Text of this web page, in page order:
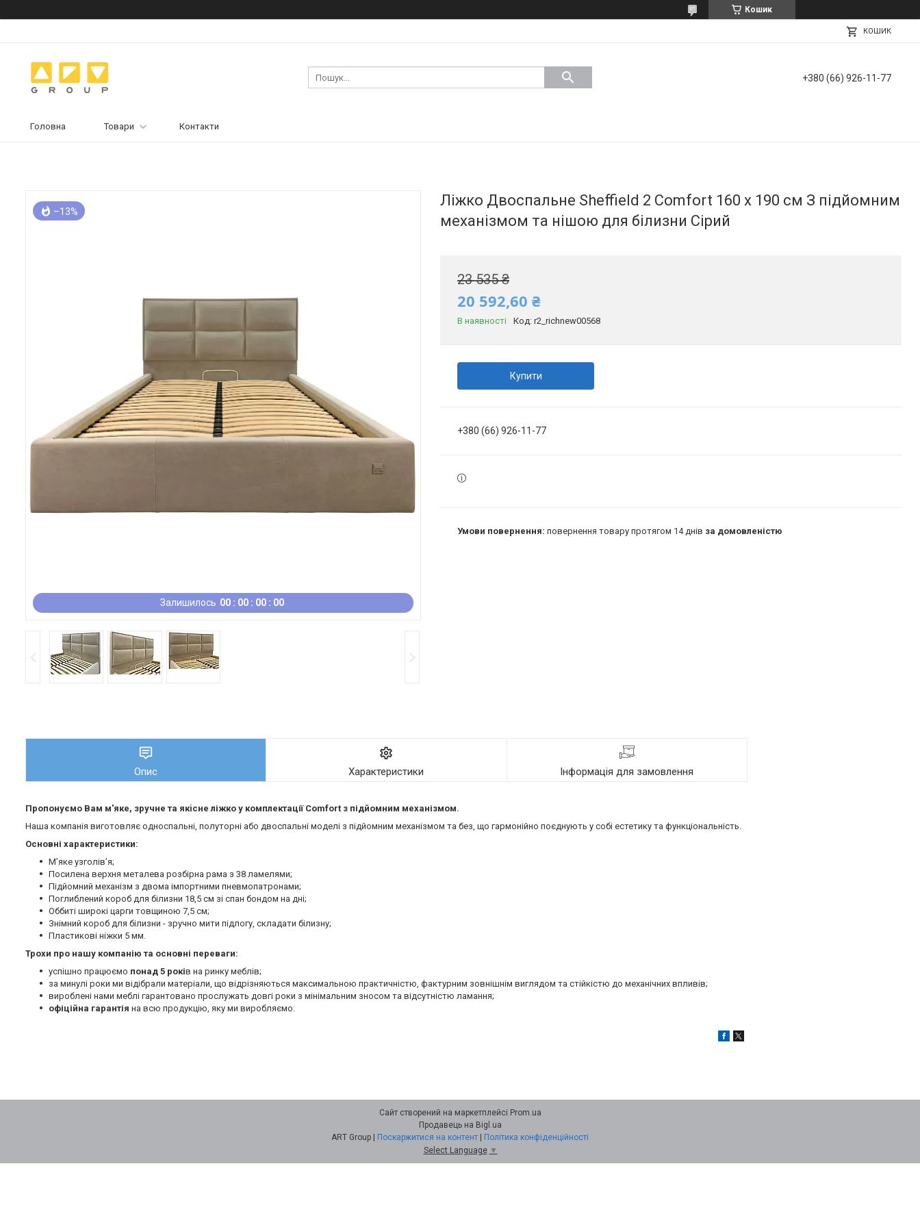
Кошик
КОШИК
+380 (66) 926-11-77
Головна Товари Контакти
Залишилось 00 00 00 00
–13%
Ліжко Двоспальне Sheffield 2 Comfort 160 х 190 см З підйомним
механізмом та нішою для білизни Сірий
23 535 ₴
20 592,60 ₴
В наявності Код: r2_richnew00568
Купити
+380 (66) 926-11-77
повернення товару протягом 14 днів за домовленістю
Опис Характеристики Інформація для замовлення
Пропонуємо Вам м'яке, зручне та якiсне ліжко у комплектації Comfort з підйомним механізмом.
Наша компанія виготовляє односпальні, полуторні або двоспальні моделі з підйомним механізмом та без, що гармонійно поєднують у собі естетику та функціональність.
Основні характеристики:
М’яке узголів’я;
Посилена верхня металева розбірна рама з 38 ламелями;
Підйомний механізм з двома імпортними пневмопатронами;
Поглиблений короб для білизни 18,5 см зі спан бондом на дні;
Оббиті широкі царги товщиною 7,5 см;
Знімний короб для білизни - зручно мити підлогу, складати білизну;
Пластикові ніжки 5 мм.
Трохи про нашу компанію та основні переваги:
успішно працюємо понад 5 років на ринку меблів;
за минулі роки ми відібрали матеріали, що відрізняються максимальною практичністю, фактурним зовнішнім виглядом та стійкістю до механічних впливів;
вироблені нами меблі гарантовано прослужать довгі роки з мінімальним зносом та відсутністю ламання;
офіційна гарантія на всю продукцію, яку ми виробляємо.
Сайт створений на маркетплейсі Prom.ua
Продавець на Bigl.ua
Поскаржитися на контент
Політика конфіденційності
Select Language ▼